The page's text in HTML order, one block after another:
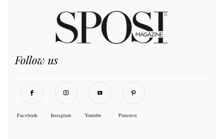
Follow us
Facebook Instagram Youtube Pinterest